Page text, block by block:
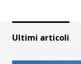
Ultimi articoli